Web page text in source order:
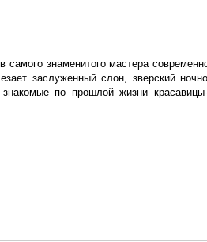
знаменитого мастера
заслуженный слон, зверский
по прошлой жизни красавицы-